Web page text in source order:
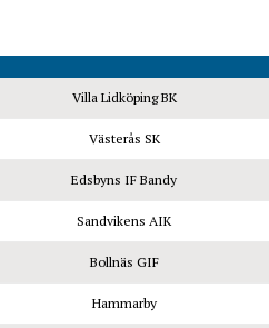
Villa Lidköping BK
Västerås SK
Edsbyns IF Bandy
Sandvikens AIK
Bollnäs GIF
Hammarby